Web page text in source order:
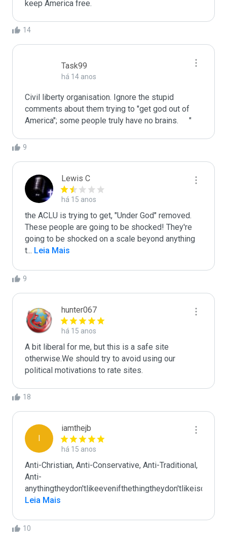
keep America free.
14
Task99
há 14 anos
Civil liberty organisation. Ignore the stupid
comments about them trying to "get god out of
America"; some people truly have no brains.	 "
9
Lewis C
há 15 anos
the ACLU is trying to get, "Under God" removed.
These people are going to be shocked! They're
going to be shocked on a scale beyond anything
t... Leia Mais
9
hunter067
há 15 anos
A bit liberal for me, but this is a safe site
otherwise.We should try to avoid using our
political motivations to rate sites.
18
I
iamthejb
há 15 anos
Anti-Christian, Anti-Conservative, Anti-Traditional,
Anti-
Leia Mais
10